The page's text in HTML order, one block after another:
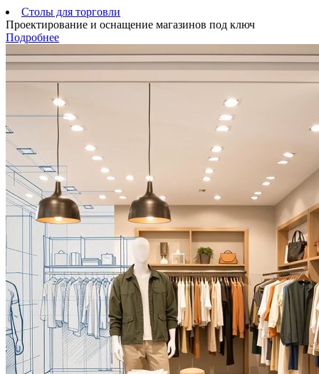
Столы для торговли
Проектирование и оснащение магазинов под ключ
Подробнее